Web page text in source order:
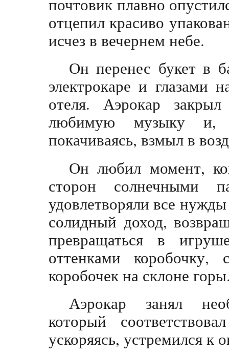
отцепил красиво
исчез в вечернем небе.
Он перенес букет в
электрокаре и глазами
отеля. Аэрокар
любимую музыку и,
покачиваясь, взмыл в
Он любил момент,
сторон солнечными
удовлетворяли все
солидный доход,
превращаться в
оттенками
коробочек на склоне
Аэрокар занял
который
ускоряясь, устремился к